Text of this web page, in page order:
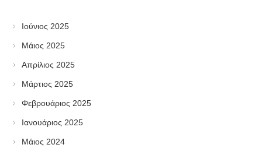
Ιούνιος 2025
Μάιος 2025
Απρίλιος 2025
Μάρτιος 2025
Φεβρουάριος 2025
Ιανουάριος 2025
Μάιος 2024